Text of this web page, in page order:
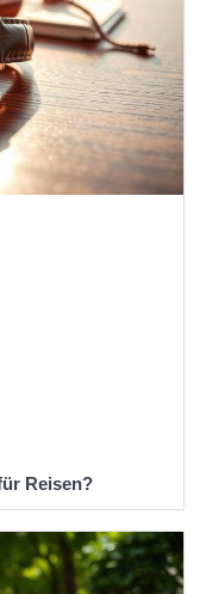
Reisen?